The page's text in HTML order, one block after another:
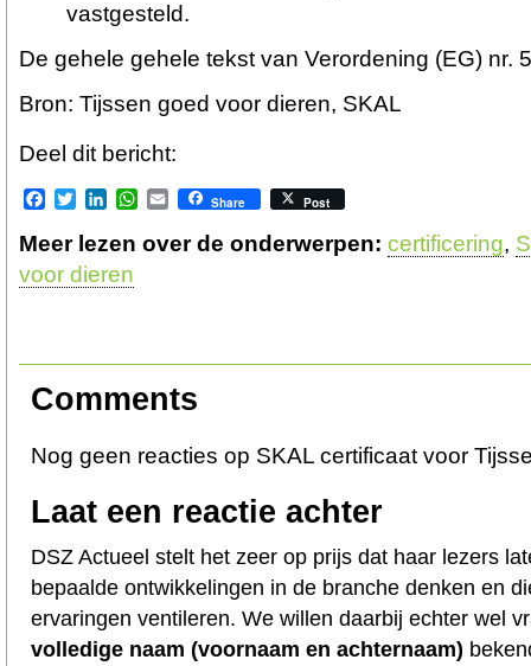
vastgesteld.
De gehele gehele tekst van Verordening (EG) nr.
Bron: Tijssen goed voor dieren, SKAL
Deel dit bericht:
Facebook
TwitterLinkedInWhatsApp
EmailShare Post
Meer lezen over de onderwerpen: certificering,
voor dieren
Comments
Nog geen reacties op SKAL certificaat voor
Laat een reactie achter
DSZ Actueel stelt het zeer op prijs dat haar lezers
bepaalde ontwikkelingen in de branche denken en
ervaringen ventileren. We willen daarbij echter wel
volledige naam (voornaam en achternaam)